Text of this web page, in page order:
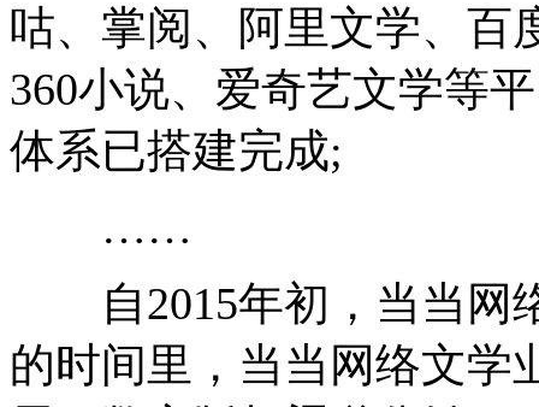
咕、掌阅、阿里文学、百
360小说、爱奇艺文学等
体系已搭建完成;
……
自2015年初，当当网
的时间里，当当网络文学